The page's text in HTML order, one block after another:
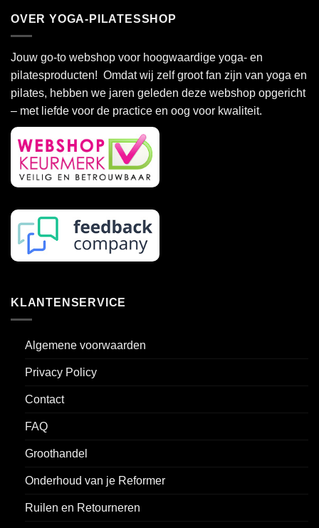
OVER YOGA-PILATESSHOP
Jouw go-to webshop voor hoogwaardige yoga- en
pilatesproducten! Omdat wij zelf groot fan zijn van yoga en
pilates, hebben we jaren geleden deze webshop opgericht
– met liefde voor de practice en oog voor kwaliteit.
KLANTENSERVICE
Algemene voorwaarden
Privacy Policy
Contact
FAQ
Groothandel
Onderhoud van je Reformer
Ruilen en Retourneren